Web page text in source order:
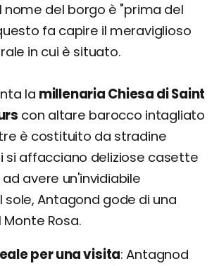
del borgo è "prima del
fa capire il meraviglioso
in cui è situato.
la millenaria Chiesa di Saint
con altare barocco intagliato
è costituito da stradine
si affacciano deliziose casette
avere un'invidiabile
sole, Antagond gode di una
Rosa.
per una visita Antagnod